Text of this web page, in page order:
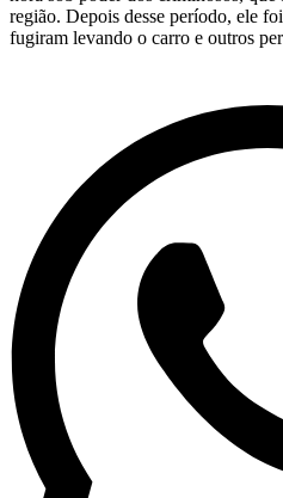
região. Depois desse período, ele
fugiram levando o carro e outros